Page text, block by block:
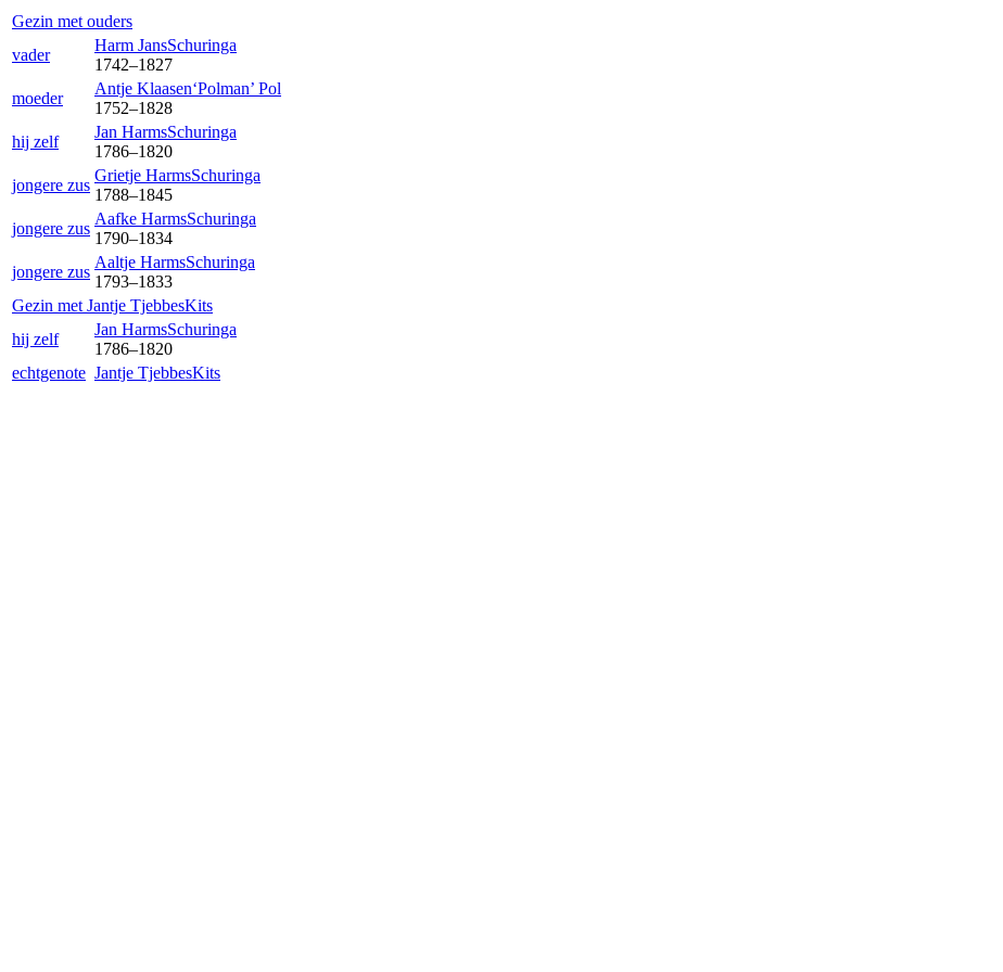
Gezin met ouders
vader
Harm JansSchuringa
1742–1827
moeder
Antje Klaasen‘Polman’ Pol
1752–1828
hij zelf
Jan HarmsSchuringa
1786–1820
jongere zus
Grietje HarmsSchuringa
1788–1845
jongere zus
Aafke HarmsSchuringa
1790–1834
jongere zus
Aaltje HarmsSchuringa
1793–1833
Gezin met Jantje TjebbesKits
hij zelf
Jan HarmsSchuringa
1786–1820
echtgenote Jantje TjebbesKits